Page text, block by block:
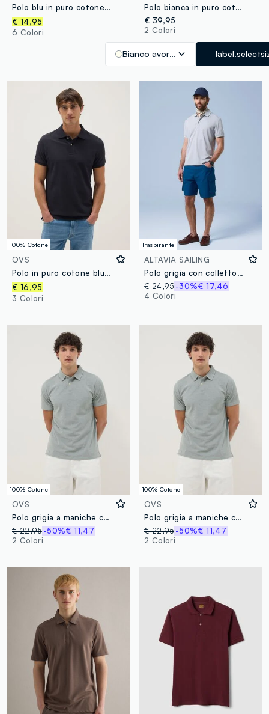
Polo blu in puro cotone piquet con colletto classico regular fit
€ 14,95
6 Colori
Polo bianca in puro cotone con taschino regular fit
€ 39,95
2 Colori
Bianco avorio
100% Cotone
OVS
Polo in puro cotone blu regular fit
€ 16,95
3 Colori
Traspirante
ALTAVIA SAILING
Polo grigia con colletto classico traspirante ALTAVIA SAILING
€ 24,95 -30%€ 17,46
4 Colori
100% Cotone
OVS
Polo grigia a maniche corte in puro cotone
€ 22,95-50%€ 11,47
2 Colori
100% Cotone
OVS
Polo grigia a maniche corte in puro cotone
€ 22,95 -50%€ 11,47
2 Colori